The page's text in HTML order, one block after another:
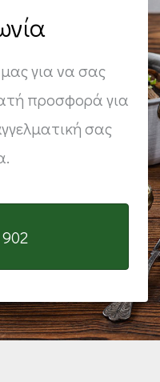
για να σας
προσφορά για
σας